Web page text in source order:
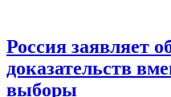
Россия заявляет
доказательств
выборы